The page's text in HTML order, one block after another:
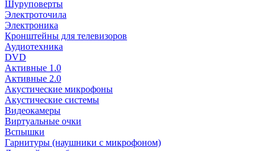
Шуруповерты
Электроточила
Электроника
Кронштейны для телевизоров
Аудиотехника
DVD
Активные 1.0
Активные 2.0
Акустические микрофоны
Акустические системы
Видеокамеры
Виртуальные очки
Вспышки
Гарнитуры (наушники с микрофоном)